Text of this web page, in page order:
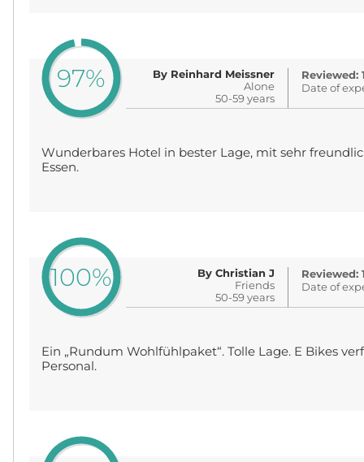
97%
By Reinhard Meissner
Alone
50-59 years
Reviewed:
Date of
Wunderbares Hotel in bester Lage, mit sehr
Essen.
100%
By Christian J
Friends
50-59 years
Reviewed:
Date of
Ein „Rundum Wohlfühlpaket“. Tolle Lage. E Bikes
Personal.